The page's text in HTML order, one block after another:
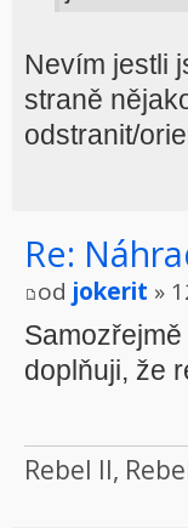
Nevím jestli
straně
odstranit/
Re:
od jokerit »
doplňuji, že
Rebel II,